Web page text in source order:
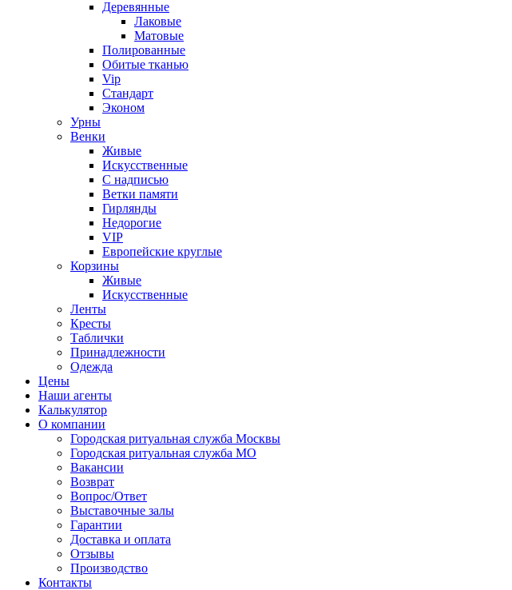
Деревянные
Лаковые
Матовые
Полированные
Обитые тканью
Vip
Стандарт
Эконом
Урны
Венки
Живые
Искусственные
С надписью
Ветки памяти
Гирлянды
Недорогие
VIP
Европейские круглые
Корзины
Живые
Искусственные
Ленты
Кресты
Таблички
Принадлежности
Одежда
Цены
Наши агенты
Калькулятор
О компании
Городская ритуальная служба Москвы
Городская ритуальная служба МО
Вакансии
Возврат
Вопрос/Ответ
Выставочные залы
Гарантии
Доставка и оплата
Отзывы
Производство
Контакты